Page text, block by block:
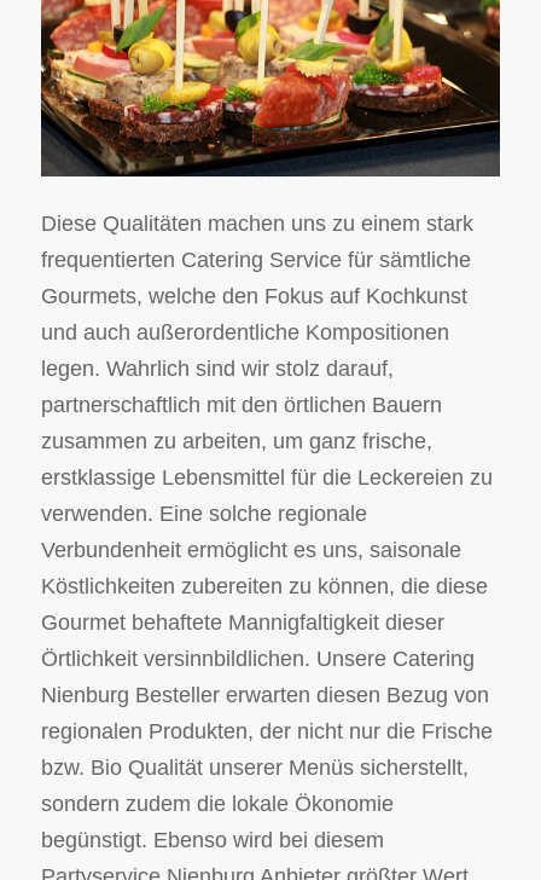
Diese Qualitäten machen uns zu einem stark
frequentierten Catering Service für sämtliche
Gourmets, welche den Fokus auf Kochkunst
und auch außerordentliche Kompositionen
legen. Wahrlich sind wir stolz darauf,
partnerschaftlich mit den örtlichen Bauern
zusammen zu arbeiten, um ganz frische,
erstklassige Lebensmittel für die Leckereien zu
verwenden. Eine solche regionale
Verbundenheit ermöglicht es uns, saisonale
Köstlichkeiten zubereiten zu können, die diese
Gourmet behaftete Mannigfaltigkeit dieser
Örtlichkeit versinnbildlichen. Unsere Catering
Nienburg Besteller erwarten diesen Bezug von
regionalen Produkten, der nicht nur die Frische
bzw. Bio Qualität unserer Menüs sicherstellt,
sondern zudem die lokale Ökonomie
begünstigt. Ebenso wird bei diesem